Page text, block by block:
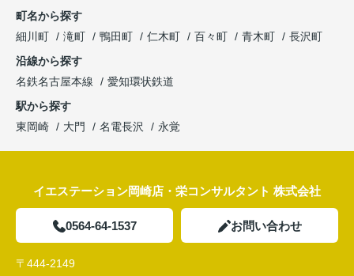
町名から探す
細川町
滝町 鴨田町 仁木町 百々町 青木町
長沢町
沿線から探す
名鉄名古屋本線
愛知環状鉄道
駅から探す
東岡崎
大門 名電長沢 永覚
イエステーション岡崎店・栄コンサルタント 株式会社
0564-64-1537 お問い合わせ
〒444-2149